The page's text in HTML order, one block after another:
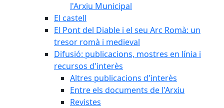
l'Arxiu Municipal
El castell
El Pont del Diable i el seu Arc Romà: un
tresor romà i medieval
Difusió: publicacions, mostres en línia i
recursos d'interès
Altres publicacions d'interès
Entre els documents de l'Arxiu
Revistes